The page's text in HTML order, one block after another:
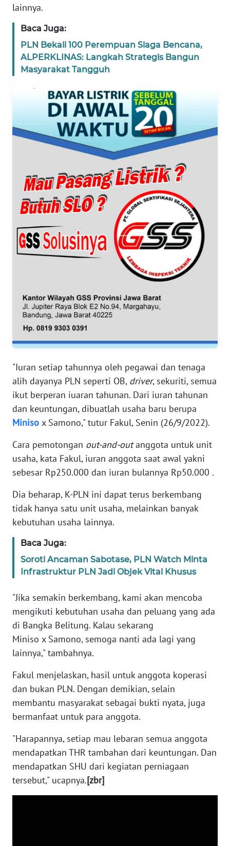
lainnya.
Baca Juga:
PLN Bekali 100 Perempuan Siaga Bencana,
ALPERKLINAS: Langkah Strategis Bangun
Masyarakat Tangguh
"Iuran setiap tahunnya oleh pegawai dan tenaga
alih dayanya PLN seperti OB, driver, sekuriti, semua
ikut berperan iuaran tahunan. Dari iuran tahunan
dan keuntungan, dibuatlah usaha baru berupa
Miniso x Samono," tutur Fakul, Senin (26/9/2022).
Cara pemotongan out-and-outanggota untuk unit
usaha, kata Fakul, iuran anggota saat awal yakni
sebesar Rp250.000 dan iuran bulannya Rp50.000 .
Dia beharap, K-PLN ini dapat terus berkembang
tidak hanya satu unit usaha, melainkan banyak
kebutuhan usaha lainnya.
Baca Juga:
Soroti Ancaman Sabotase, PLN Watch Minta
Infrastruktur PLN Jadi Objek Vital Khusus
"Jika semakin berkembang, kami akan mencoba
mengikuti kebutuhan usaha dan peluang yang ada
di Bangka Belitung. Kalau sekarang
Miniso x Samono, semoga nanti ada lagi yang
lainnya," tambahnya.
Fakul menjelaskan, hasil untuk anggota koperasi
dan bukan PLN. Dengan demikian, selain
membantu masyarakat sebagai bukti nyata, juga
bermanfaat untuk para anggota.
"Harapannya, setiap mau lebaran semua anggota
mendapatkan THR tambahan dari keuntungan. Dan
mendapatkan SHU dari kegiatan perniagaan
tersebut," ucapnya.[zbr]
SIBER
REDAKSI
KARIR
DISCLAIMER
Regional
WN
JAKARTA
WN
JABAR
WN
WN
PAPUA
WN
BARAT
WN
WN
SERAMBI
JAMBI
SULTRA
WN
NTB
SULTENG
WN
SULBAR
WN
BABEL
WN